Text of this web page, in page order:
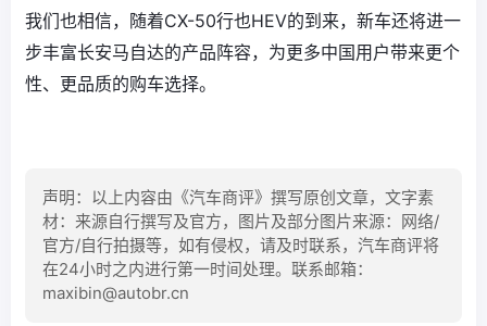
我们也相信，随着CX-50行也HEV的到来，新车还将进一
步丰富长安马自达的产品阵容，为更多中国用户带来更个
性、更品质的购车选择。
声明：以上内容由《汽车商评》撰写原创文章，文字素
材：来源自行撰写及官方，图片及部分图片来源：网络/
官方/自行拍摄等，如有侵权，请及时联系，汽车商评将
在24小时之内进行第一时间处理。联系邮箱：
maxibin@autobr.cn